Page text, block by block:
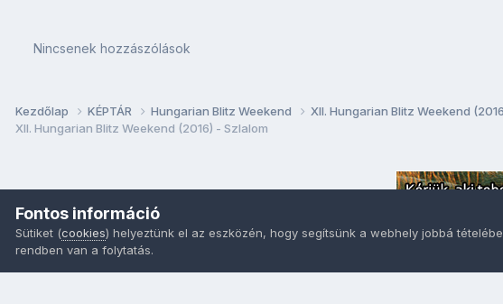
Nincsenek hozzászólások
Kezdőlap KÉPTÁR Hungarian Blitz Weekend XII. Hungarian Blitz Weekend
XII. Hungarian Blitz Weekend (2016) - Szlalom
Fontos információ
Sütiket (cookies) helyeztünk el az eszközén, hogy segítsünk a webhely jobbá
rendben van a folytatás.